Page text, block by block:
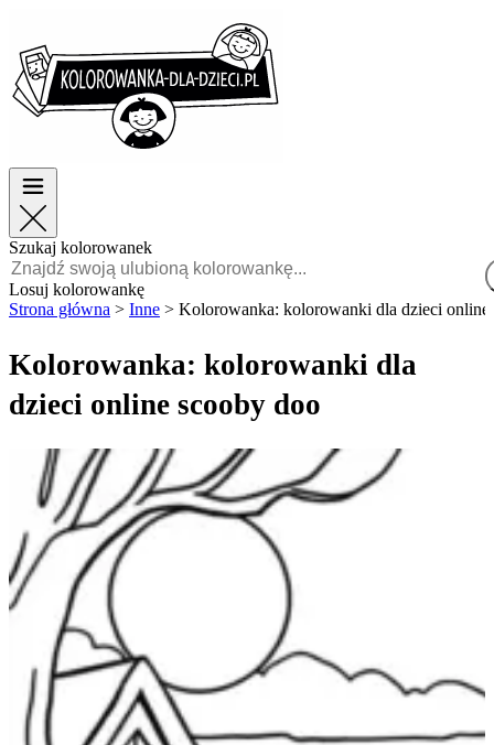
TOP kategorie
Dla chłopców
Dla dziewczynek
Polski
POLSKI
FRANÇAIS
MALAGASY
VIỆT
TOP kategorie
Dla chłopców
Dla dziewczynek
Szukaj kolorowanek
Losuj kolorowankę
Strona główna > Inne > Kolorowanka: kolorowanki dla dzieci online
Kolorowanka: kolorowanki dla
dzieci online scooby doo